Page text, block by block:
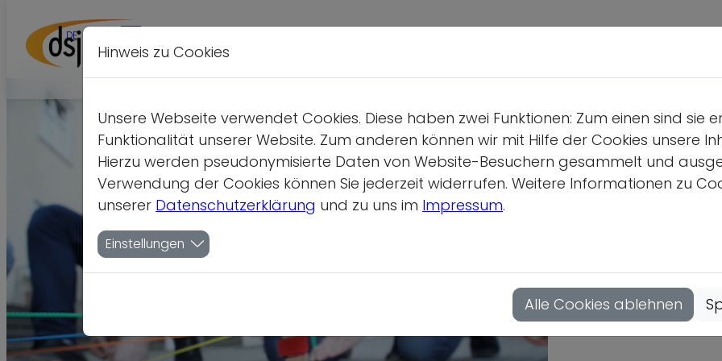
DE
Juniorteams
Hinweis zu Cookies
Unsere Webseite verwendet Cookies. Diese haben zwei Funktionen: Zum einen sind
Funktionalität unserer Website. Zum anderen können wir mit Hilfe der Cookies unsere
Hierzu werden pseudonymisierte Daten von Website-Besuchern gesammelt und
Verwendung der Cookies können Sie jederzeit widerrufen. Weitere Informationen zu
unserer Datenschutzerklärung und zu uns im Impressum.
Einstellungen
Alle Cookies ablehnen